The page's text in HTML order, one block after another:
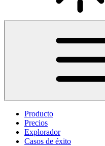
Producto
Precios
Explorador
Casos de éxito